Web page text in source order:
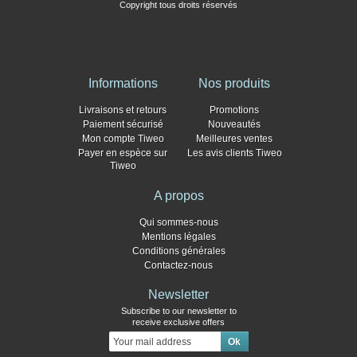
Copyright tous droits réservés
Informations
Livraisons et retours
Paiement sécurisé
Mon compte Tiweo
Payer en espèce sur
Tiweo
Nos produits
Promotions
Nouveautés
Meilleures ventes
Les avis clients Tiweo
A propos
Qui sommes-nous
Mentions légales
Conditions générales
Contactez-nous
Newsletter
Subscribe to our newsletter to
receive exclusive offers